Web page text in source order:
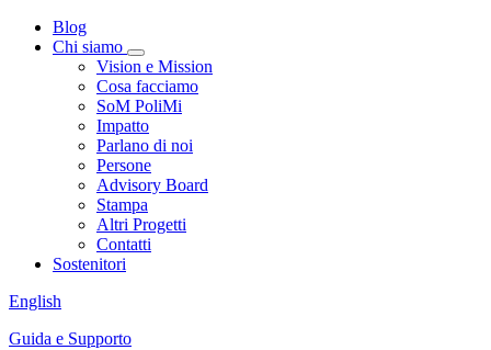
Blog
Chi siamo
Vision e Mission
Cosa facciamo
SoM PoliMi
Impatto
Parlano di noi
Persone
Advisory Board
Stampa
Altri Progetti
Contatti
Sostenitori
English
Guida e Supporto